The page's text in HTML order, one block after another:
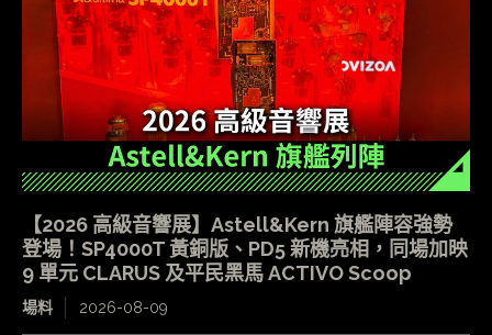
【2026 高級音響展】Astell&Kern 旗艦陣容強勢
登場！SP4000T 黃銅版、PD5 新機亮相，同場加映
9 單元 CLARUS 及平民黑馬 ACTIVO Scoop
場料 2026-08-09